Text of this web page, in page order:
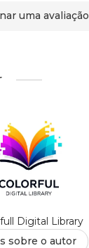
uma avaliação
Digital Library
sobre o autor